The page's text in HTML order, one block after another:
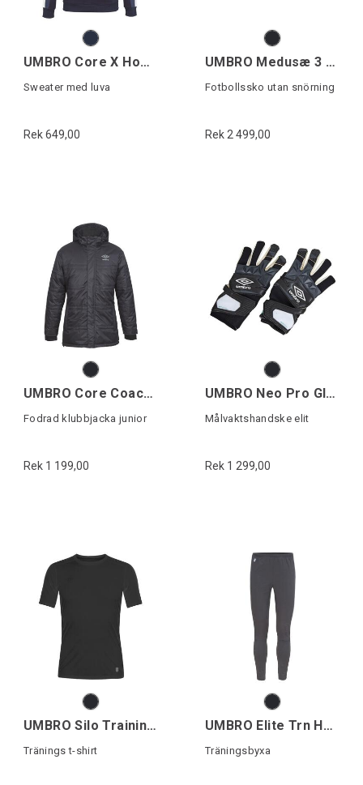
UMBRO Core X Hoodie
Sweater med luva
Rek 649,00
UMBRO Medusæ 3 Elite FG
Fotbollssko utan snörning
Rek 2 499,00
UMBRO Core Coach Jacket Jr
Fodrad klubbjacka junior
Rek 1 199,00
UMBRO Neo Pro Glove Shotgun Cut
Målvaktshandske elit
Rek 1 299,00
UMBRO Silo Training Jersey
Tränings t-shirt
UMBRO Elite Trn Hybrid Pant
Träningsbyxa